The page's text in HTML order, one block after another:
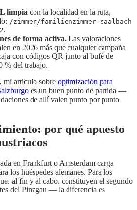
limpia con la localidad en la ruta,
/zimmer/familienzimmer-saalbach
.
de forma activa. Las valoraciones
en 2026 más que cualquier campaña
con códigos QR junto al bufé de
% del trabajo.
mi artículo sobre optimización para
es un buen punto de partida —
de allí valen punto por punto
por qué apuesto
en Frankfurt o Amsterdam carga
los huéspedes alemanes. Para los
al fin y al cabo, constituyen el segundo
del Pinzgau — la diferencia es